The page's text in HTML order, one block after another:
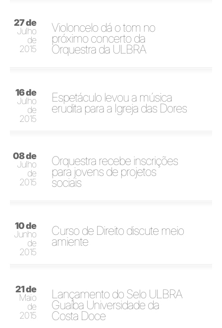
27 de
Julho
de
2015
Violoncelo dá o tom no
próximo concerto da
Orquestra da ULBRA
16 de
Julho
de
2015
Espetáculo levou a música
erudita para a Igreja das Dores
08 de
Julho
de
2015
Orquestra recebe inscrições
para jovens de projetos
sociais
10 de
Junho
de
2015
Curso de Direito discute meio
amiente
21 de
Maio
de
2015
Lançamento do Selo ULBRA
Guaíba Universidade da
Costa Doce